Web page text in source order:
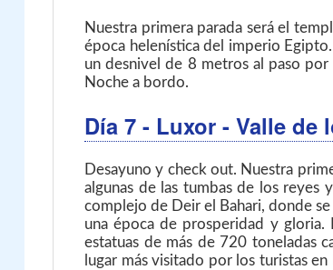
Nuestra primera parada será el
época helenística del imperio
un desnivel de 8 metros al paso
Noche a bordo.
Día 7 - Luxor - Valle de
Desayuno y check out. Nuestra
algunas de las tumbas de los reyes
complejo de Deir el Bahari, donde
una época de prosperidad y gloria.
estatuas de más de 720 toneladas
lugar más visitado por los turistas